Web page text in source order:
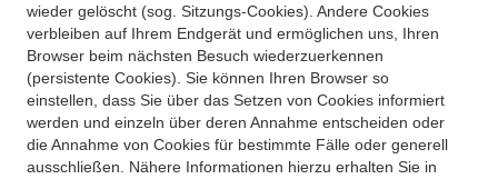
wieder gelöscht (sog. Sitzungs-Cookies). Andere Cookies
verbleiben auf Ihrem Endgerät und ermöglichen uns, Ihren
Browser beim nächsten Besuch wiederzuerkennen
(persistente Cookies). Sie können Ihren Browser so
einstellen, dass Sie über das Setzen von Cookies informiert
werden und einzeln über deren Annahme entscheiden oder
die Annahme von Cookies für bestimmte Fälle oder generell
ausschließen. Nähere Informationen hierzu erhalten Sie in